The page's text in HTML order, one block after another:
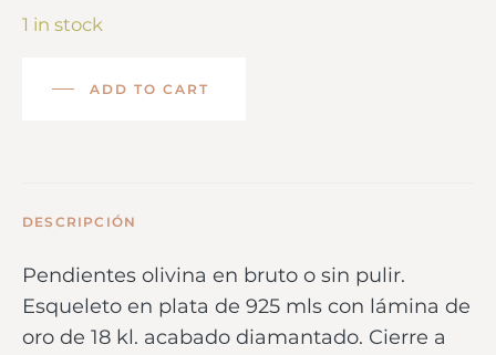
1 in stock
ADD TO CART
DESCRIPCIÓN
Pendientes olivina en bruto o sin pulir.
Esqueleto en plata de 925 mls con lámina de
oro de 18 kl. acabado diamantado. Cierre a